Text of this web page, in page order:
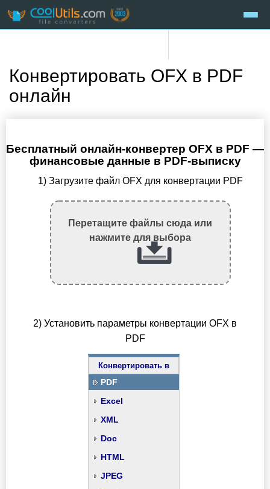
Конвертировать OFX в PDF
онлайн
Бесплатный онлайн-конвертер OFX в PDF —
финансовые данные в PDF-выписку
1) Загрузите файл OFX для конвертации PDF
Перетащите файлы сюда или
нажмите для выбора
2) Установить параметры конвертации OFX в
PDF
Конвертировать в
PDF
Excel
XML
Doc
HTML
JPEG